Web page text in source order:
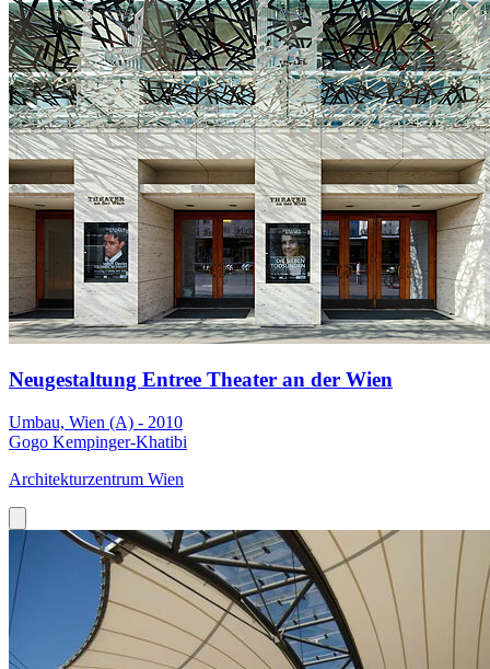
Neugestaltung Entree Theater an der Wien
Umbau, Wien (A) - 2010
Gogo Kempinger-Khatibi
Architekturzentrum Wien